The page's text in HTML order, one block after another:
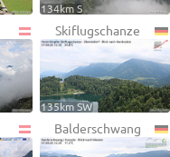
134km S
Skiflugschanze
135km SW
Balderschwang